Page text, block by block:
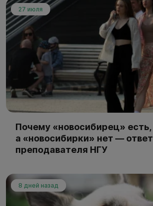
27 июля
Почему «новосибирец» есть,
а «новосибирки» нет — ответ
преподавателя НГУ
8 дней назад